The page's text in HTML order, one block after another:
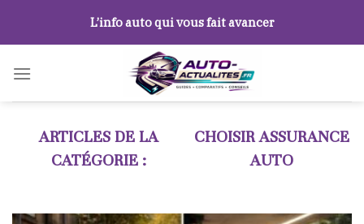
content
L’info auto qui vous fait avancer
CHOISIR ASSURANCE
AUTO